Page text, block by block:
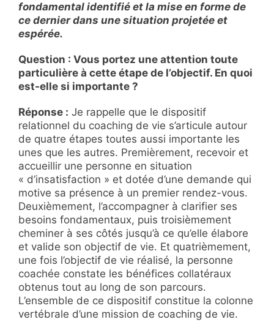
fondamental identifié et la mise en forme de
ce dernier dans une situation projetée et
espérée.
Question : Vous portez une attention toute
particulière à cette étape de l’objectif. En quoi
est-elle si importante ?
Réponse : Je rappelle que le dispositif
relationnel du coaching de vie s’articule autour
de quatre étapes toutes aussi importante les
unes que les autres. Premièrement, recevoir et
accueillir une personne en situation
« d’insatisfaction » et dotée d’une demande qui
motive sa présence à un premier rendez-vous.
Deuxièmement, l’accompagner à clarifier ses
besoins fondamentaux, puis troisièmement
cheminer à ses côtés jusqu’à ce qu’elle élabore
et valide son objectif de vie. Et quatrièmement,
une fois l’objectif de vie réalisé, la personne
coachée constate les bénéfices collatéraux
obtenus tout au long de son parcours.
L’ensemble de ce dispositif constitue la colonne
vertébrale d’une mission de coaching de vie.